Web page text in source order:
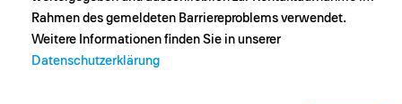
Rahmen des gemeldeten Barriereproblems verwendet.
Weitere Informationen finden Sie in unserer
Datenschutzerklärung